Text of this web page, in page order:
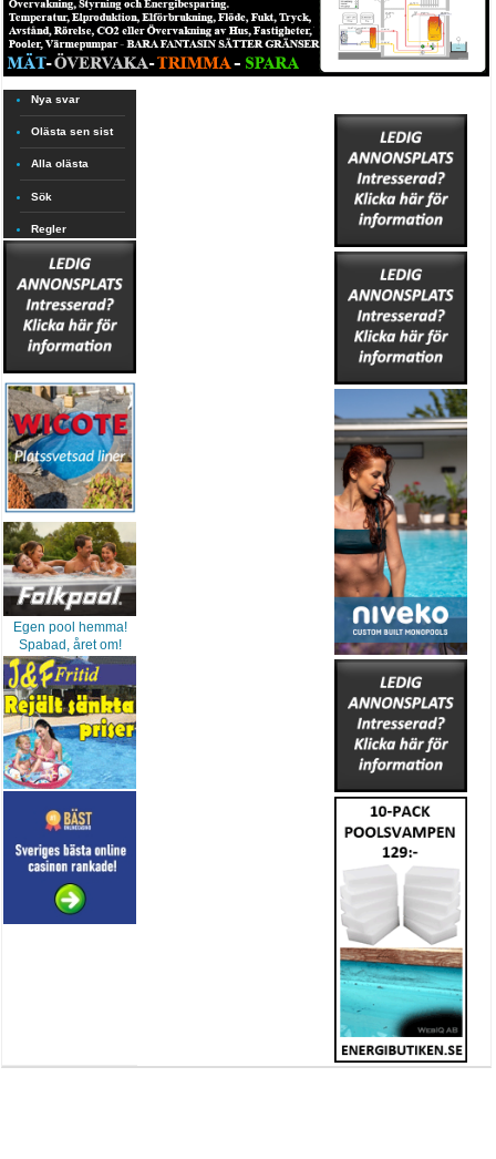
Nya svar
Olästa sen sist
Alla olästa
Sök
Regler
Egen pool hemma!
Spabad, året om!